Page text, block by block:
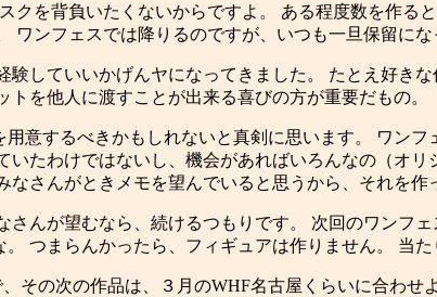
を背負いたくないからですよ。 ある程度数を作る
ンフェスでは降りるのですが、いつも一旦保留に
していいかげんヤになってきました。 たとえ好き
を他人に渡すことが出来る喜びの方が重要だもの。
意するべきかもしれないと真剣に思います。 ワン
たわけではないし、機会があればいろんなの（オ
さんがときメモを望んでいると思うから、それを作
んが望むなら、続けるつもりです。 次回のワンフ
つまらんかったら、フィギュアは作りません。 当た
の次の作品は、３月のWHF名古屋くらいに合わせ